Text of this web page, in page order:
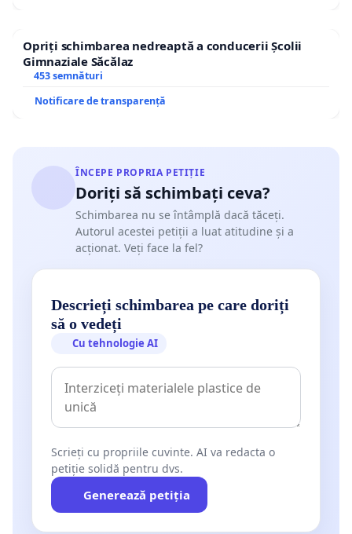
Opriți schimbarea nedreaptă a conducerii Școlii
Gimnaziale Săcălaz
453 semnături
Notificare de transparență
ÎNCEPE PROPRIA PETIȚIE
Doriți să schimbați ceva?
Schimbarea nu se întâmplă dacă tăceți.
Autorul acestei petiții a luat atitudine și a
acționat. Veți face la fel?
Descrieți schimbarea pe care doriți
să o vedeți
Cu tehnologie AI
Scrieți cu propriile cuvinte. AI va redacta o
petiție solidă pentru dvs.
Generează petiția